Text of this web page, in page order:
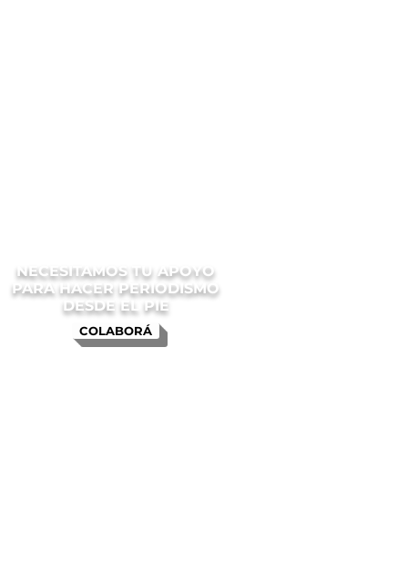
COLABORÁ
NECESITAMOS TU APOYO
PARA HACER PERIODISMO
DESDE EL PIE